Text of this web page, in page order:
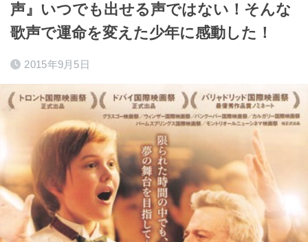
声』いつでも出せる声ではない！そんな
歌声で運命を変えた少年に感動した！
2015年9月5日